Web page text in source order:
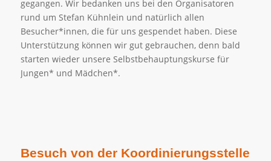
gegangen. Wir bedanken uns bei den Organisatoren
rund um Stefan Kühnlein und natürlich allen
Besucher*innen, die für uns gespendet haben. Diese
Unterstützung können wir gut gebrauchen, denn bald
starten wieder unsere Selbstbehauptungskurse für
Jungen* und Mädchen*.
Besuch von der Koordinierungsstelle